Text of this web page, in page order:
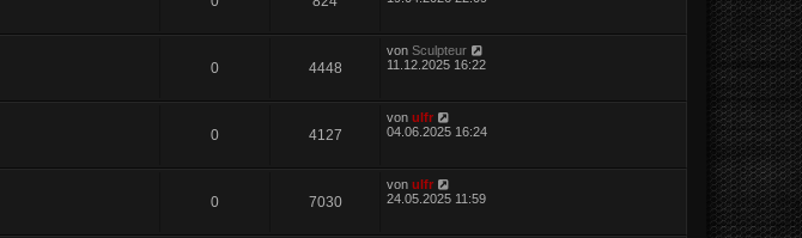
0 4448
von Sculpteur
11.12.2025 16:22
0 4127
von ulfr
04.06.2025 16:24
0 7030
von ulfr
24.05.2025 11:59